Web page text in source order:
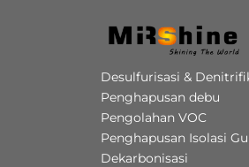
Desulfurisasi &
Penghapusan debu
Pengolahan VOC
Penghapusan Isolasi
Dekarbonisasi